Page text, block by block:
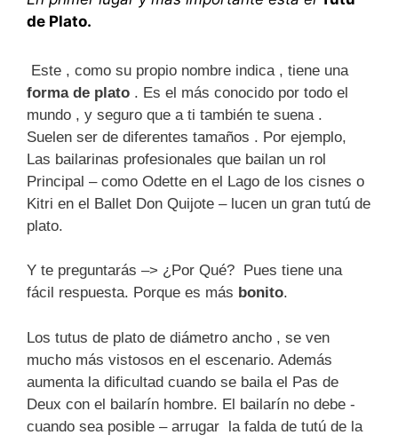
de Plato.
Este , como su propio nombre indica , tiene una
forma de plato . Es el más conocido por todo el
mundo , y seguro que a ti también te suena .
Suelen ser de diferentes tamaños . Por ejemplo,
Las bailarinas profesionales que bailan un rol
Principal – como Odette en el Lago de los cisnes o
Kitri en el Ballet Don Quijote – lucen un gran tutú de
plato.
Y te preguntarás –> ¿Por Qué? Pues tiene una
fácil respuesta. Porque es más bonito.
Los tutus de plato de diámetro ancho , se ven
mucho más vistosos en el escenario. Además
aumenta la dificultad cuando se baila el Pas de
Deux con el bailarín hombre. El bailarín no debe -
cuando sea posible – arrugar la falda de tutú de la